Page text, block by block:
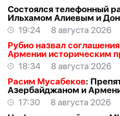
Состоялся телефонный
Ильхамом Алиевым и
19:24
8 августа 2026
Рубио назвал
Армении историческим
18:34
8 августа 2026
Расим Мусабеков:
Азербайджаном и
создавать проблемы
17:30
8 августа 2026